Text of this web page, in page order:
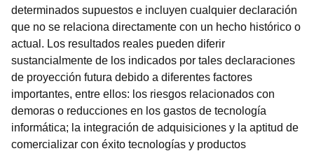
determinados supuestos e incluyen cualquier declaración
que no se relaciona directamente con un hecho histórico o
actual. Los resultados reales pueden diferir
sustancialmente de los indicados por tales declaraciones
de proyección futura debido a diferentes factores
importantes, entre ellos: los riesgos relacionados con
demoras o reducciones en los gastos de tecnología
informática; la integración de adquisiciones y la aptitud de
comercializar con éxito tecnologías y productos